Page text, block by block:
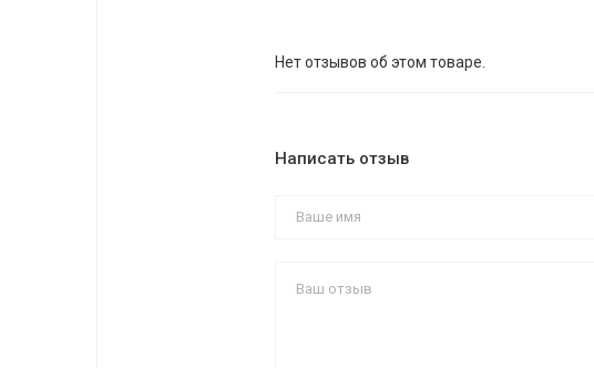
Нет отзывов об этом товаре.
Написать отзыв